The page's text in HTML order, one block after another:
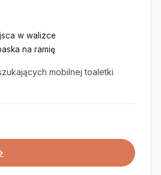
w walizce
na ramię
mobilnej toaletki